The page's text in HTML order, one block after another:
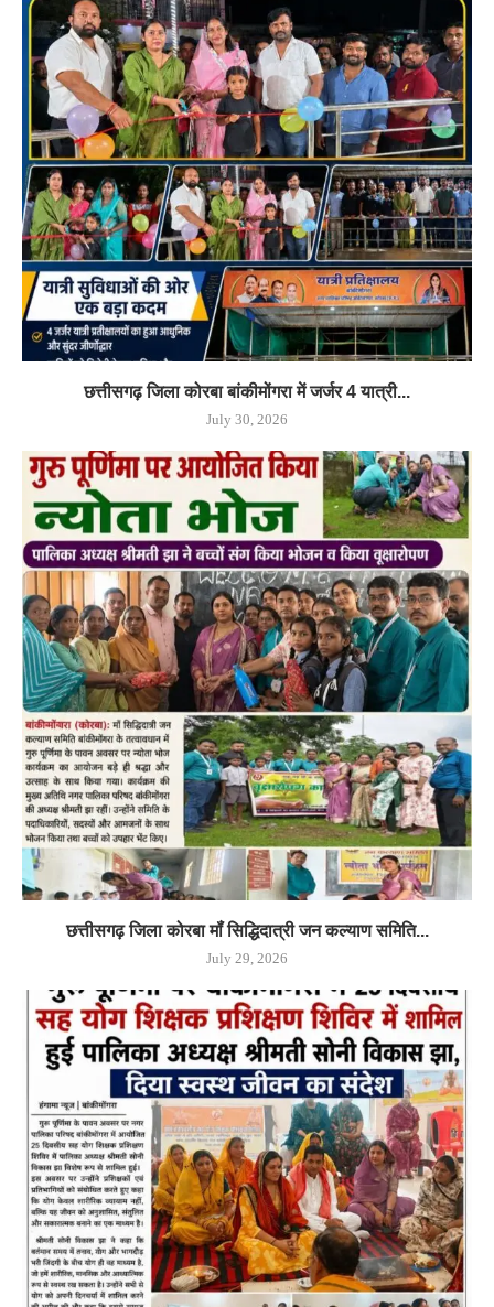
छत्तीसगढ़ जिला कोरबा बांकीमोंगरा में जर्जर 4 यात्री...
July 30, 2026
छत्तीसगढ़ जिला कोरबा मॉं सिद्धिदात्री जन कल्याण समिति...
July 29, 2026